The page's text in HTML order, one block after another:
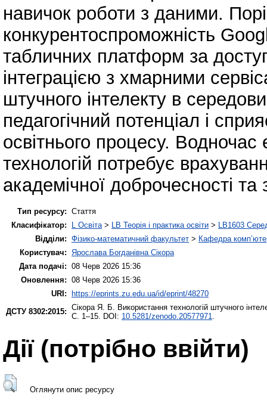
навичок роботи з даними.
конкурентоспроможність
табличних платформ за
інтеграцією з хмарними
штучного інтелекту в
педагогічний потенціал і
освітнього процесу. Водночас
технологій потребує
академічної доброчесності
Тип ресурсу: Стаття
Класифікатор:
L Освіта > LB Теорія і практика освіти > LB1603
Відділи: Фізико-математичний факультет > Кафедра
Користувач:
Ярослава Богданівна Сікора
Дата подачі: 08 Черв 2026 15:36
Оновлення: 08 Черв 2026 15:36
URI: https://eprints.zu.edu.ua/id/eprint/48270
ДСТУ 8302:2015: Сікора Я. Б.
Використання технологій штучного
С. 1–15. DOI: 10.5281/zenodo.20577971
Дії ​​(потрібно ввійти)
Оглянути опис ресурсу